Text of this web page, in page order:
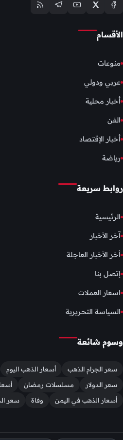
الأقسام
منوعات
عربي ودولي
أخبار محلية
الفن
أخبار الإقتصاد
رياضة
روابط سريعة
الرئيسية
آخر الأخبار
أخر الأخبار العاجلة
إتصل بنا
اسعار العملات
السياسة التحريرية
وسوم شائعة
سعر الجرام الذهب أسعار الذهب اليوم
سعر الدولار
مسلسلات رمضان
أسعار الذهب في اليمن
وفاة سعر